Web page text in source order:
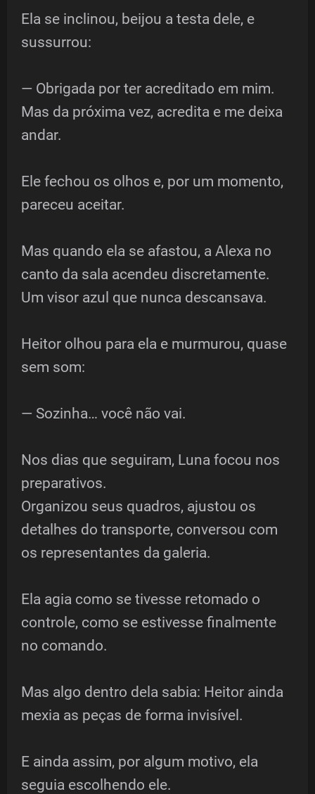
Ela se inclinou, beijou a testa dele, e
sussurrou:
— Obrigada por ter acreditado em mim.
Mas da próxima vez, acredita e me deixa
andar.
Ele fechou os olhos e, por um momento,
pareceu aceitar.
Mas quando ela se afastou, a Alexa no
canto da sala acendeu discretamente.
Um visor azul que nunca descansava.
Heitor olhou para ela e murmurou, quase
sem som:
— Sozinha… você não vai.
Nos dias que seguiram, Luna focou nos
preparativos.
Organizou seus quadros, ajustou os
detalhes do transporte, conversou com
os representantes da galeria.
Ela agia como se tivesse retomado o
controle, como se estivesse finalmente
no comando.
Mas algo dentro dela sabia: Heitor ainda
mexia as peças de forma invisível.
E ainda assim, por algum motivo, ela
seguia escolhendo ele.